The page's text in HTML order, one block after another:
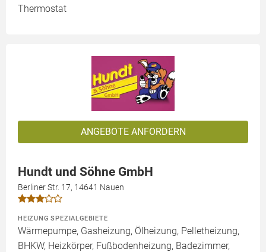
Thermostat
ANGEBOTE ANFORDERN
Hundt und Söhne GmbH
Berliner Str. 17, 14641 Nauen
HEIZUNG SPEZIALGEBIETE
Wärmepumpe, Gasheizung, Ölheizung, Pelletheizung,
BHKW, Heizkörper, Fußbodenheizung, Badezimmer,